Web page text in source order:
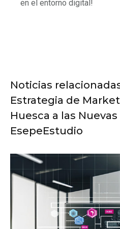
en el entorno digital!
Noticias
Estrategia de
Huesca a las
EsepeEstudio